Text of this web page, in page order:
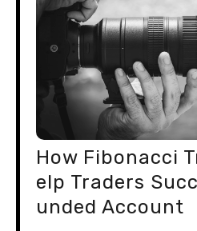
How Fibonacci
elp Traders
unded Account